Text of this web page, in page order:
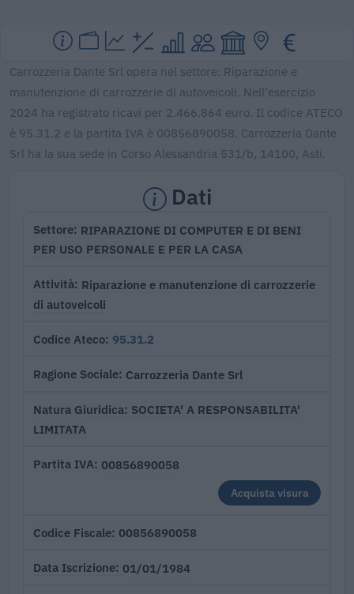
Carrozzeria Dante Srl opera nel settore: Riparazione e
manutenzione di carrozzerie di autoveicoli. Nell'esercizio
2024 ha registrato ricavi per 2.466.864 euro. Il codice ATECO
è 95.31.2 e la partita IVA è 00856890058. Carrozzeria Dante
Srl ha la sua sede in Corso Alessandria 531/b, 14100, Asti.
Dati
Settore RIPARAZIONE DI COMPUTER E DI BENI
PER USO PERSONALE E PER LA CASA
Attività Riparazione e manutenzione di carrozzerie
di autoveicoli
Codice Ateco 95.31.2
Ragione Sociale Carrozzeria Dante Srl
Natura Giuridica SOCIETA' A RESPONSABILITA'
LIMITATA
Partita IVA 00856890058
Acquista visura
Codice Fiscale 00856890058
Data Iscrizione 01/01/1984